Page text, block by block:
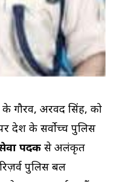
गौरव, अरविंद सिंह, को
देश के सर्वोच्च पुलिस
सेवा पदक से अलंकृत
पुलिस बल